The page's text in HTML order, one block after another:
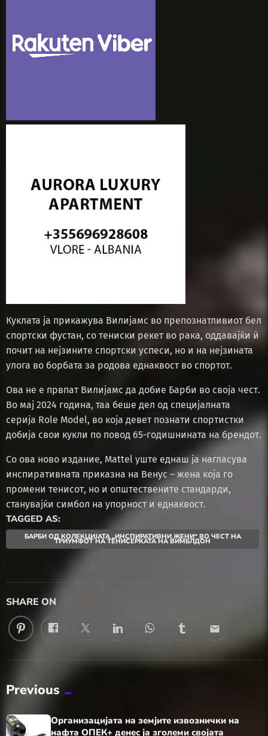
Куклата ја прикажува Вилијамс во препознатливиот бел
спортски фустан, со тениски рекет во рака, оддавајќи ѝ
почит на нејзините спортски успеси, но и на нејзината
улога во борбата за родова еднаквост во спортот.
Ова не е првпат Вилијамс да добие Барби во своја чест.
Во мај 2024 година, таа беше дел од специјалната
серија Role Model, во која девет познати спортистки
добија свои кукли по повод 65-годишнината на брендот.
Со ова ново издание, Mattel уште еднаш ја нагласува
инспиративната приказна на Венус – жена која го
промени тенисот, но и општествените стандарди,
станувајќи симбол на упорност и еднаквост.
TAGGED AS:
БАРБИ ОД КОЛЕКЦИЈАТА „ИНСПИРАТИВНИ ЖЕНИ“ ВО ЧЕСТ НА
ТРИУМФОТ НА ТЕНИСЕРКАТА НА ВИМБЛДОН
SHARE ON
email
Previous
Организацијата на земјите извознички на
нафта ОПЕК+ денес ја зголеми својата